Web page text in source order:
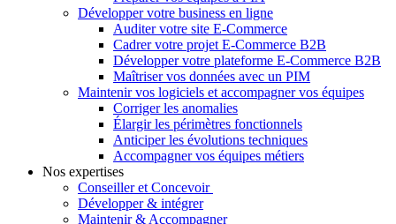
Développer votre business en ligne
Auditer votre site E-Commerce
Cadrer votre projet E-Commerce B2B
Développer votre plateforme E-Commerce B2B
Maîtriser vos données avec un PIM
Maintenir vos logiciels et accompagner vos équipes
Corriger les anomalies
Élargir les périmètres fonctionnels
Anticiper les évolutions techniques
Accompagner vos équipes métiers
Nos expertises
Conseiller et Concevoir
Développer & intégrer
Maintenir & Accompagner